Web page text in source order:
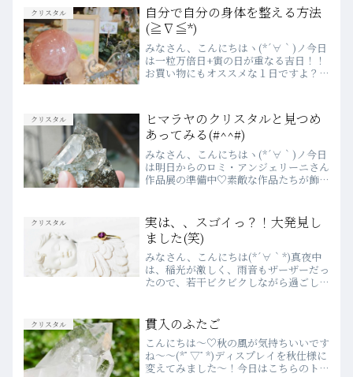
た♪💗WEBSHOPにて、20パーセント
オフのサマーセ...
クリスタル
自分で自分の身体を整える方法
(≧∇≦*)
みなさん、こんにちはヽ(*´∀｀)ノ今日
は一粒万倍日+寅の日が重なる吉日！！
お買い物にもオススメな１日ですよ？？
な、と思います☆占星術的観点からも、
２８日に金星がうお座へ...
クリスタル
ヒマラヤのクリスタルと見つめ
あってみる(#^^#)
みなさん、こんにちはヽ(*´∀｀)ノ今日
は明日からのロミ・アンジェリーニさん
作品展の準備中♡素敵な作品たちが飾り
（日)です♬みなさまのご来店を心より
お待ちしております...
クリスタル
実は、、スゴイっ？！大発見し
ました(笑)
みなさん、こんにちは(*´∀｀*)真夜中
は、稲光が激しく、雨音もザーザーだっ
たので、若干ビクビクしながら過ごして
今日の青空がとってもスッキリしてい
て、本当に気...
クリスタル 貫入のふたご
こんにちは～♡秋の風が気持ちいいです
ね～～(*ﾟ▽ﾟ*)ディスプレイを秋仕様に
変えてみました～！今日はこちらのトマ